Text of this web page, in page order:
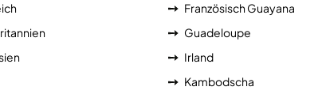
Französisch Guayana
Guadeloupe
Irland
Kambodscha